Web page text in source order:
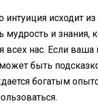
интуиция исходит
мудрость и знания,
всех нас. Если ваша
быть
богатым